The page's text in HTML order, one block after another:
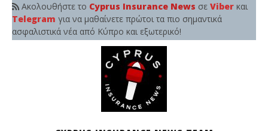
Ακολουθήστε το Cyprus Insurance News σε Viber και
Telegram για να μαθαίνετε πρώτοι τα πιο σημαντικά
ασφαλιστικά νέα από Κύπρο και εξωτερικό!